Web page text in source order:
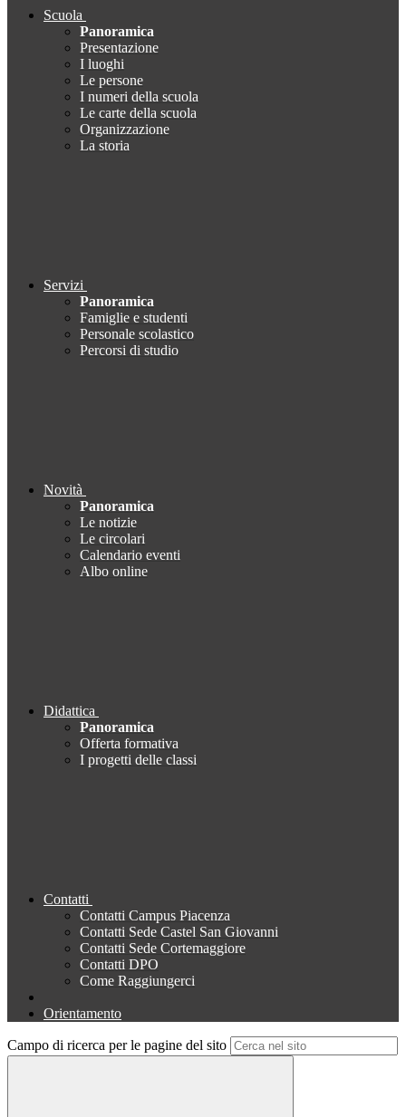
Scuola
Panoramica
Presentazione
I luoghi
Le persone
I numeri della scuola
Le carte della scuola
Organizzazione
La storia
Servizi
Panoramica
Famiglie e studenti
Personale scolastico
Percorsi di studio
Novità
Panoramica
Le notizie
Le circolari
Calendario eventi
Albo online
Didattica
Panoramica
Offerta formativa
I progetti delle classi
Contatti
Contatti Campus Piacenza
Contatti Sede Castel San Giovanni
Contatti Sede Cortemaggiore
Contatti DPO
Come Raggiungerci
Orientamento
Campo di ricerca per le pagine del sito